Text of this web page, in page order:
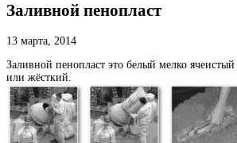
Заливной пенопласт
13 марта, 2014
Заливной пенопласт это белый мелко
или жёсткий.